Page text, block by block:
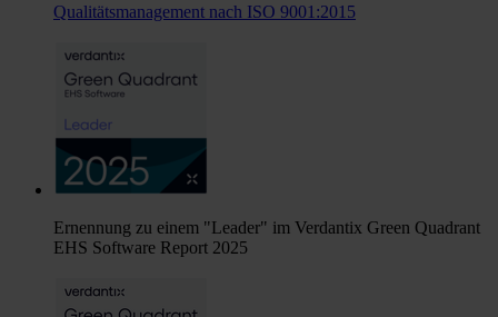
Qualitätsmanagement nach ISO 9001:2015
Ernennung zu einem "Leader" im Verdantix Green Quadrant
EHS Software Report 2025